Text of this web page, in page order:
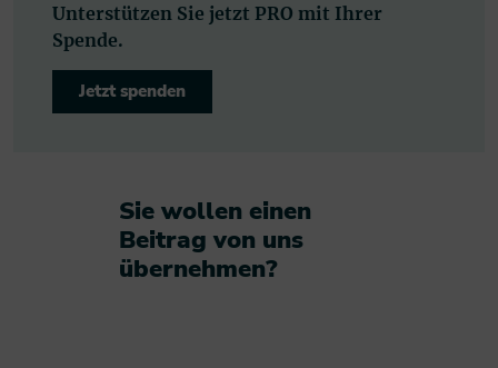
Unterstützen Sie jetzt PRO mit Ihrer
Spende.
Jetzt spenden
Sie wollen einen
Beitrag von uns
übernehmen?​